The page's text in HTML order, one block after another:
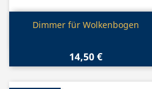
Vorschau
Dimmer für Wolkenbogen
14,50 €